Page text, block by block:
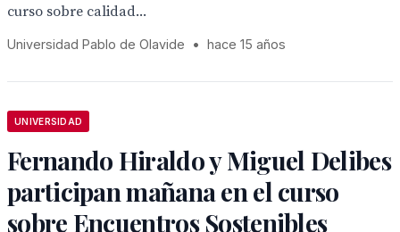
curso sobre calidad...
Universidad Pablo de Olavide • hace 15 años
UNIVERSIDAD
Fernando Hiraldo y Miguel Delibes
participan mañana en el curso
sobre Encuentros Sostenibles